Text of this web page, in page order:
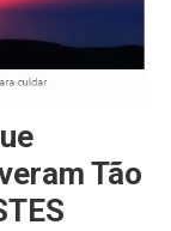
Tão